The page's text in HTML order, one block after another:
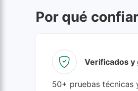
Por qué
Verificados y
50+ pruebas técnicas